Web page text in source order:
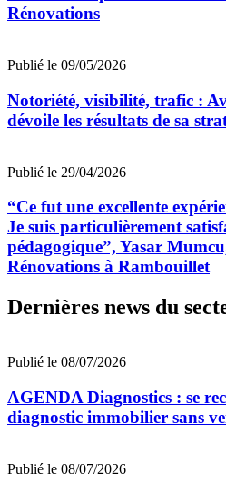
Rénovations
Publié le 09/05/2026
Notoriété, visibilité, trafic :
dévoile les résultats de sa
Publié le 29/04/2026
“Ce fut une excellente
Je suis particulièrement
pédagogique”, Yasar
Rénovations à Rambouillet
Dernières news du
Publié le 08/07/2026
AGENDA Diagnostics : se
diagnostic immobilier sans
Publié le 08/07/2026